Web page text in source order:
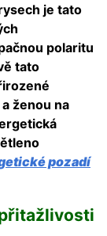
je tato
polaritu
tato
ženou na
pozadí